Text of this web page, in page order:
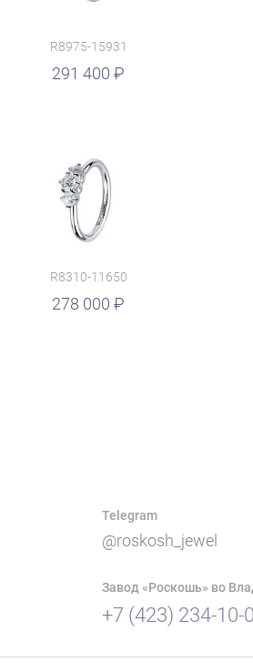
R8975-15931
291 400
руб.
R8310-11650
278 000
руб.
Telegram
@roskosh_jewel
Завод «Роскошь» во
+7 (423) 234-10-